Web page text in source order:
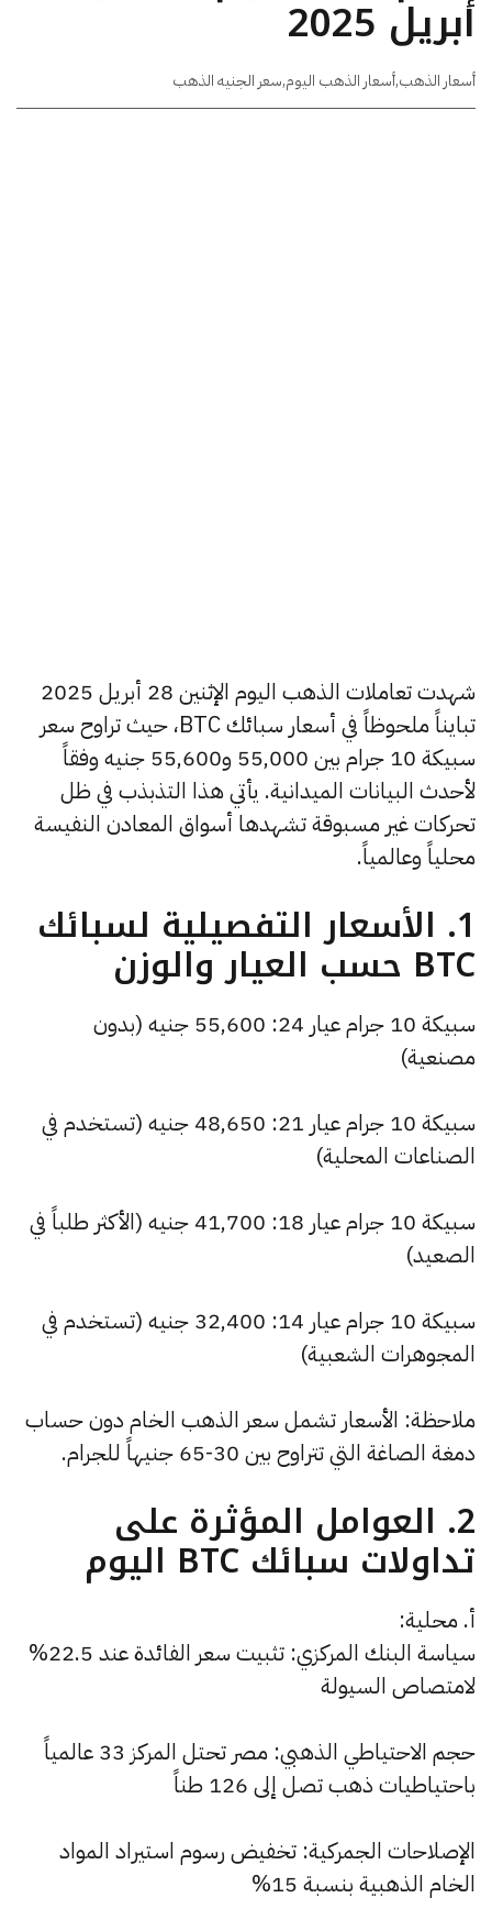
أبريل 2025
أسعار الذهب,أسعار الذهب اليوم,سعر الجنيه الذهب
شهدت تعاملات الذهب اليوم الإثنين 28 أبريل 2025
تبايناً ملحوظاً في أسعار سبائك BTC، حيث تراوح سعر
سبيكة 10 جرام بين 55,000 و55,600 جنيه وفقاً
لأحدث البيانات الميدانية. يأتي هذا التذبذب في ظل
تحركات غير مسبوقة تشهدها أسواق المعادن النفيسة
محلياً وعالمياً.
1. الأسعار التفصيلية لسبائك
BTC حسب العيار والوزن
سبيكة 10 جرام عيار 24: 55,600 جنيه (بدون
مصنعية)
سبيكة 10 جرام عيار 21: 48,650 جنيه (تستخدم في
الصناعات المحلية)
سبيكة 10 جرام عيار 18: 41,700 جنيه (الأكثر طلباً في
الصعيد)
سبيكة 10 جرام عيار 14: 32,400 جنيه (تستخدم في
المجوهرات الشعبية)
ملاحظة: الأسعار تشمل سعر الذهب الخام دون حساب
دمغة الصاغة التي تتراوح بين 30-65 جنيهاً للجرام.
2. العوامل المؤثرة على
تداولات سبائك BTC اليوم
أ. محلية:
سياسة البنك المركزي: تثبيت سعر الفائدة عند 22.5%
لامتصاص السيولة
حجم الاحتياطي الذهبي: مصر تحتل المركز 33 عالمياً
باحتياطيات ذهب تصل إلى 126 طناً
الإصلاحات الجمركية: تخفيض رسوم استيراد المواد
الخام الذهبية بنسبة 15%